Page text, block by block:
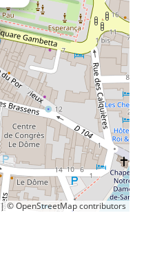
|© OpenStreetMap contributors